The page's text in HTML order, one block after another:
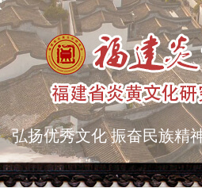
弘扬优秀文化 振奋民族精
瑰宝 宣传中华精英
突出海西特色 报道台港澳